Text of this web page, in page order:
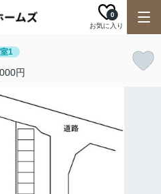
お気に入り
0
1
円